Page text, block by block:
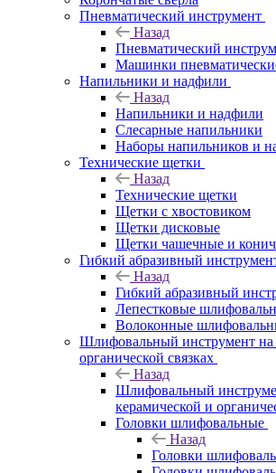
Пневматический инструмент
Назад
Пневматический
Машинки
Напильники и надфили
Назад
Напильники и надфили
Слесарные напильники
Наборы напильников и
Технические щетки
Назад
Технические щетки
Щетки с хвостовиком
Щетки дисковые
Щетки чашечные и
Гибкий абразивный
Назад
Гибкий абразивный
Лепестковые
Волоконные
Шлифовальный инструмент на
органической связках
Назад
Шлифовальный
керамической и
Головки шлифовальные
Назад
Головки